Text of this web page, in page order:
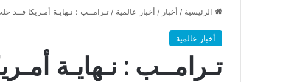
الرئيسية / أخبار / أخبار عالمية / تـرامــب : نـهايـة أمـريكا قــد
أخبار عالمية
تـرامــب : نـهايـة